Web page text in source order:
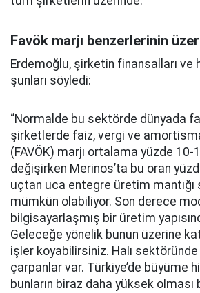
Favök marjı benzerlerinin
Erdemoğlu, şirketin finansalları ve
şunları söyledi:
“Normalde bu sektörde dünyada
şirketlerde faiz, vergi ve
(FAVÖK) marjı ortalama yüzde 10-
değişirken Merinos’ta bu oran
uçtan uca entegre üretim mantığı
mümkün olabiliyor. Son derece
bilgisayarlaşmış bir üretim
Geleceğe yönelik bunun üzerine
işler koyabilirsiniz. Halı
çarpanlar var. Türkiye’de büyüme
bunların biraz daha yüksek